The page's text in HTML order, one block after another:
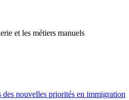
et les métiers manuels
des nouvelles priorités en immigration